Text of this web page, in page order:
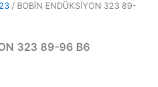
/ BOBİN ENDÜKSİYON 323 89-
323 89-96 B6